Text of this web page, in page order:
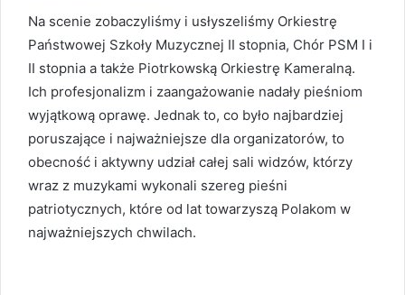
Na scenie zobaczyliśmy i usłyszeliśmy Orkiestrę
Państwowej Szkoły Muzycznej II stopnia, Chór PSM I i
II stopnia a także Piotrkowską Orkiestrę Kameralną.
Ich profesjonalizm i zaangażowanie nadały pieśniom
wyjątkową oprawę. Jednak to, co było najbardziej
poruszające i najważniejsze dla organizatorów, to
obecność i aktywny udział całej sali widzów, którzy
wraz z muzykami wykonali szereg pieśni
patriotycznych, które od lat towarzyszą Polakom w
najważniejszych chwilach.